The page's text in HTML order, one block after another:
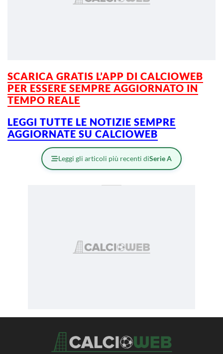
SCARICA GRATIS L’APP DI CALCIOWEB
PER ESSERE SEMPRE AGGIORNATO IN
TEMPO REALE
LEGGI TUTTE LE NOTIZIE SEMPRE
AGGIORNATE SU CALCIOWEB
Leggi gli articoli più recenti diSerie A